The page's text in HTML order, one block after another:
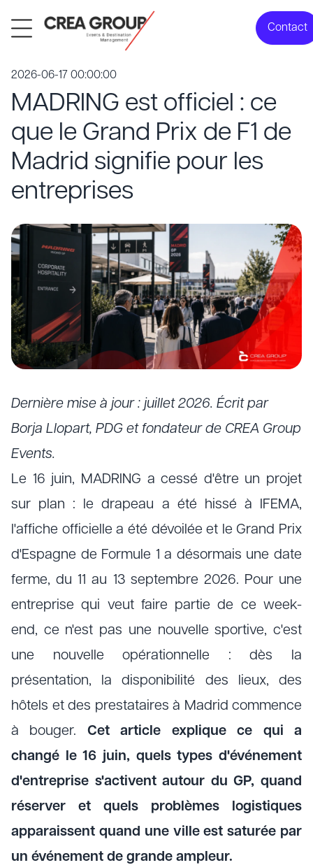
Contact
2026-06-17 00:00:00
MADRING est officiel : ce
que le Grand Prix de F1 de
Madrid signifie pour les
entreprises
Dernière mise à jour : juillet 2026. Écrit par
Borja Llopart, PDG et fondateur de CREA Group
Events.
Le 16 juin, MADRING a cessé d'être un projet
sur plan : le drapeau a été hissé à IFEMA,
l'affiche officielle a été dévoilée et le Grand Prix
d'Espagne de Formule 1 a désormais une date
ferme, du 11 au 13 septembre 2026. Pour une
entreprise qui veut faire partie de ce week-
end, ce n'est pas une nouvelle sportive, c'est
une nouvelle opérationnelle : dès la
présentation, la disponibilité des lieux, des
hôtels et des prestataires à Madrid commence
à bouger. Cet article explique ce qui a
changé le 16 juin, quels types d'événement
d'entreprise s'activent autour du GP, quand
réserver et quels problèmes logistiques
apparaissent quand une ville est saturée par
un événement de grande ampleur.